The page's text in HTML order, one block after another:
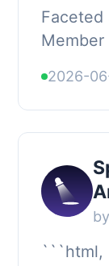
Faceted
filters
2026-
```html,